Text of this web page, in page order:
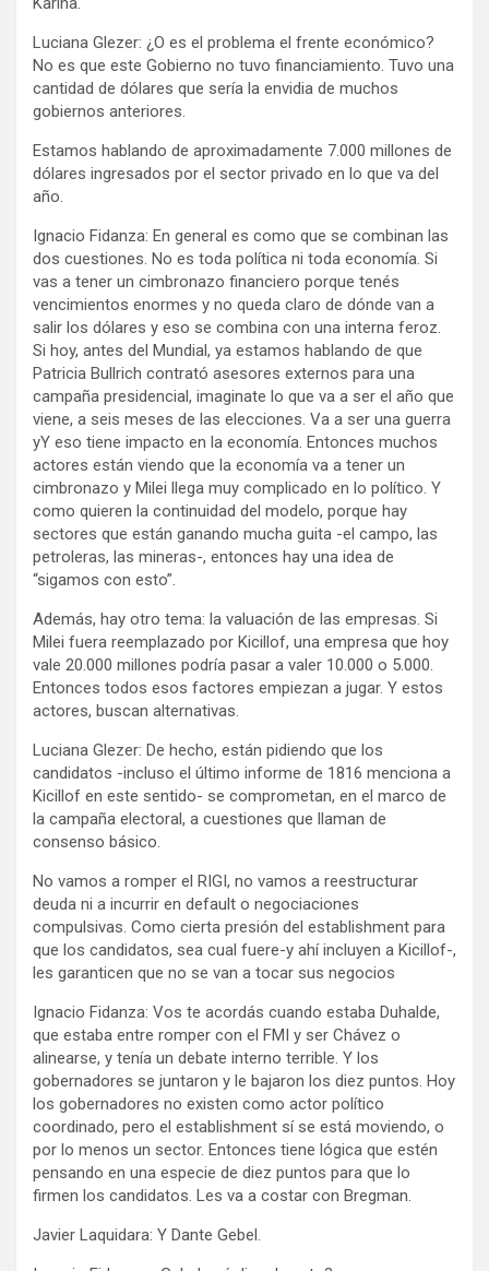
Luciana Glezer: ¿O es el problema el frente económico?
No es que este Gobierno no tuvo financiamiento. Tuvo una
cantidad de dólares que sería la envidia de muchos
gobiernos anteriores.
Estamos hablando de aproximadamente 7.000 millones de
dólares ingresados por el sector privado en lo que va del
año.
Ignacio Fidanza: En general es como que se combinan las
dos cuestiones. No es toda política ni toda economía. Si
vas a tener un cimbronazo financiero porque tenés
vencimientos enormes y no queda claro de dónde van a
salir los dólares y eso se combina con una interna feroz.
Si hoy, antes del Mundial, ya estamos hablando de que
Patricia Bullrich contrató asesores externos para una
campaña presidencial, imaginate lo que va a ser el año que
viene, a seis meses de las elecciones. Va a ser una guerra
yY eso tiene impacto en la economía. Entonces muchos
actores están viendo que la economía va a tener un
cimbronazo y Milei llega muy complicado en lo político. Y
como quieren la continuidad del modelo, porque hay
sectores que están ganando mucha guita -el campo, las
petroleras, las mineras-, entonces hay una idea de
“sigamos con esto”.
Además, hay otro tema: la valuación de las empresas. Si
Milei fuera reemplazado por Kicillof, una empresa que hoy
vale 20.000 millones podría pasar a valer 10.000 o 5.000.
Entonces todos esos factores empiezan a jugar. Y estos
actores, buscan alternativas.
Luciana Glezer: De hecho, están pidiendo que los
candidatos -incluso el último informe de 1816 menciona a
Kicillof en este sentido- se comprometan, en el marco de
la campaña electoral, a cuestiones que llaman de
consenso básico.
No vamos a romper el RIGI, no vamos a reestructurar
deuda ni a incurrir en default o negociaciones
compulsivas. Como cierta presión del establishment para
que los candidatos, sea cual fuere-y ahí incluyen a Kicillof-,
les garanticen que no se van a tocar sus negocios
Ignacio Fidanza: Vos te acordás cuando estaba Duhalde,
que estaba entre romper con el FMI y ser Chávez o
alinearse, y tenía un debate interno terrible. Y los
gobernadores se juntaron y le bajaron los diez puntos. Hoy
los gobernadores no existen como actor político
coordinado, pero el establishment sí se está moviendo, o
por lo menos un sector. Entonces tiene lógica que estén
pensando en una especie de diez puntos para que lo
firmen los candidatos. Les va a costar con Bregman.
Javier Laquidara: Y Dante Gebel.